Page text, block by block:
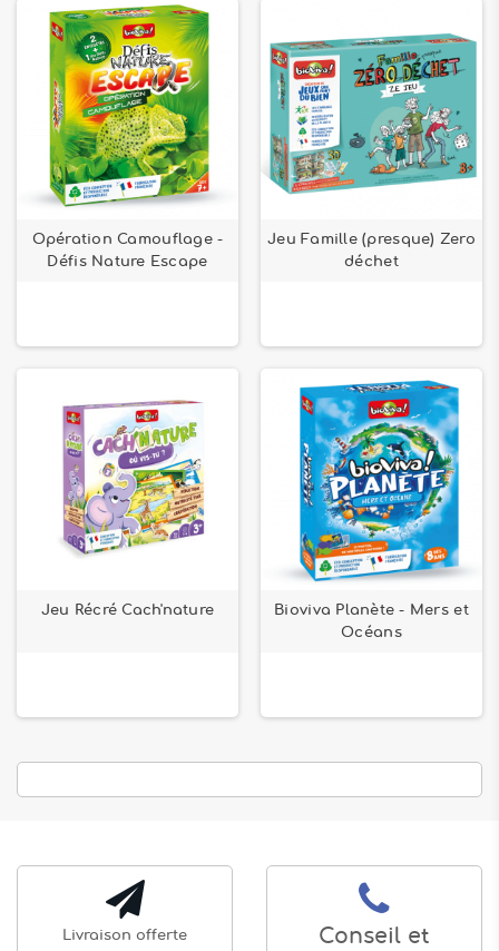
Opération Camouflage -
Défis Nature Escape
Jeu Famille (presque) Zero
déchet
Jeu Récré Cach'nature
Bioviva Planète - Mers et
Océans
Livraison offerte
Conseil et